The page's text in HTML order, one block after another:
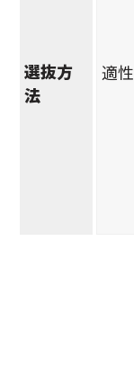
選抜方
法
適